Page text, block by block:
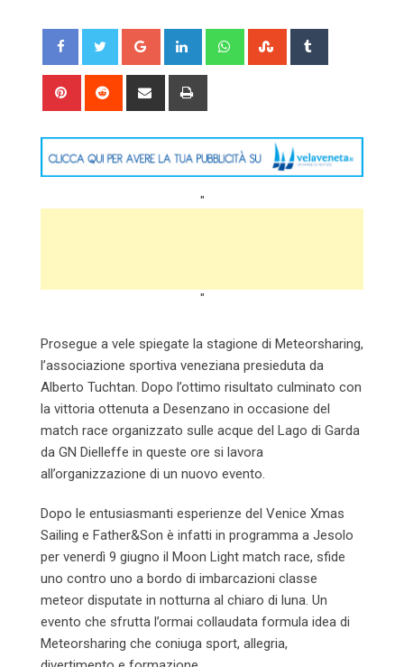
Google+ LinkedIn WhatsappStumbleUpon
Pinterest Reddit
Share
"
"
Prosegue a vele spiegate la stagione di Meteorsharing,
l’associazione sportiva veneziana presieduta da
Alberto Tuchtan. Dopo l’ottimo risultato culminato con
la vittoria ottenuta a Desenzano in occasione del
match race organizzato sulle acque del Lago di Garda
da GN Dielleffe in queste ore si lavora
all’organizzazione di un nuovo evento.
Dopo le entusiasmanti esperienze del Venice Xmas
Sailing e Father&Son è infatti in programma a Jesolo
per venerdì 9 giugno il Moon Light match race, sfide
uno contro uno a bordo di imbarcazioni classe
meteor disputate in notturna al chiaro di luna. Un
evento che sfrutta l’ormai collaudata formula idea di
Meteorsharing che coniuga sport, allegria,